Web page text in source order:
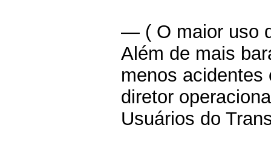
— ( O maior uso
Além de mais
menos
diretor
Usuários do